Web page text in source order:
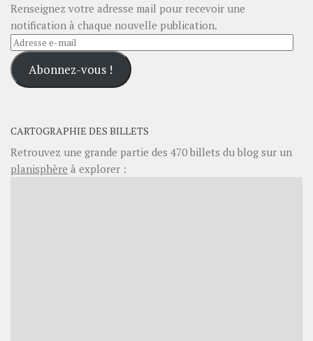
Renseignez votre adresse mail pour recevoir une
notification à chaque nouvelle publication.
Adresse
e-
mailAbonnez-vous !
CARTOGRAPHIE DES BILLETS
Retrouvez une grande partie des 470billets du blog sur un
planisphère à explorer :